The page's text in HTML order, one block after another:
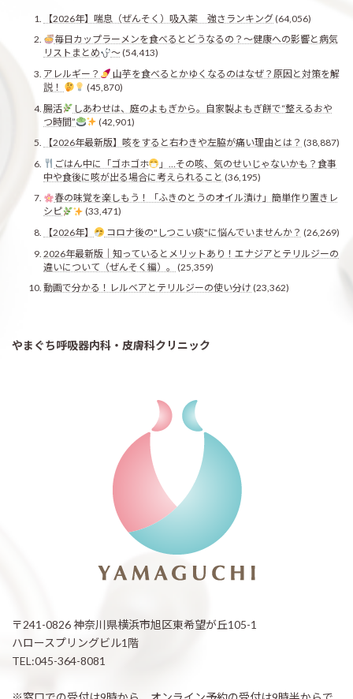
【2026年】喘息（ぜんそく）吸入薬 強さランキング(64,056)
毎日カップラーメンを食べるとどうなるの？〜健康への影響と病気
リストまとめ
〜(54,413)
アレルギー？
山芋を食べるとかゆくなるのはなぜ？原因と対策を解
説！
(45,870)
腸活
しあわせは、庭のよもぎから。自家製よもぎ餅で“整えるおや
つ時間”
(42,901)
【2026年最新版】咳をすると右わきや左脇が痛い理由とは？ (38,887)
ごはん中に「ゴホゴホ
」…その咳、気のせいじゃないかも？食事
中や食後に咳が出る場合に考えられること (36,195)
春の味覚を楽しもう！「ふきのとうのオイル漬け」簡単作り置きレ
シピ
(33,471)
【2026年】
コロナ後の"しつこい痰"に悩んでいませんか？ (26,269)
2026年最新版｜知っているとメリットあり！エナジアとテリルジーの
違いについて（ぜんそく編）。
(25,359)
動画で分かる！レルベアとテリルジーの使い分け (23,362)
やまぐち呼吸器内科・皮膚科クリニック
〒241-0826 神奈川県横浜市旭区東希望が丘105-1
ハロースプリングビル1階
TEL:045-364-8081